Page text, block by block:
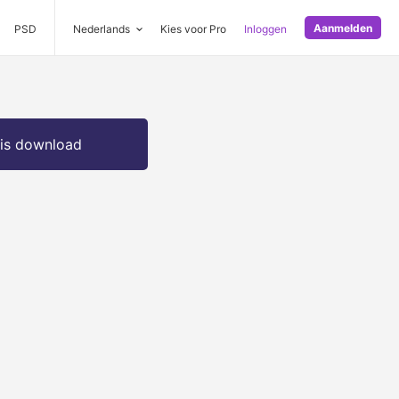
PSD Nederlands Kies voor Pro Inloggen Aanmelden
download